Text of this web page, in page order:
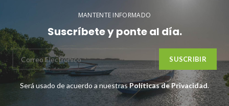
MANTENTE INFORMADO
Suscríbete y ponte al día.
Será usado de acuerdo a nuestrasPolíticas de Privacidad.